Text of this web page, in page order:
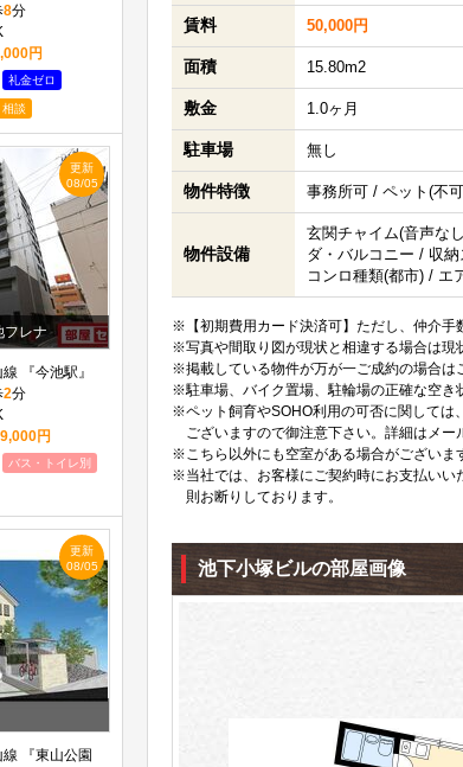
8分
円
礼金ゼロ
談
更新
08/05
フレナ
『今池駅』
2分
円
バス・トイレ別
更新
08/05
『東山公園
賃料 50,000円
面積 15.80m2
敷金 1.0ヶ月
駐車場 無し
物件特徴 事務所可 / ペット(不
物件設備
玄関チャイム(音声な
ダ・バルコニー / 収
コンロ種類(都市) / エ
※【初期費用カード決済可】ただし、仲介手
※写真や間取り図が現状と相違する場合は現
※掲載している物件が万が一ご成約の場合は
※駐車場、バイク置場、駐輪場の正確な空き
※ペット飼育やSOHO利用の可否に関しては
ございますので御注意下さい。詳細はメー
※こちら以外にも空室がある場合がございま
※当社では、お客様にご契約時にお支払いい
則お断りしております。
池下小塚ビルの部屋画像